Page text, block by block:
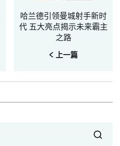
哈兰德引领曼城射手新时
代 五大亮点揭示未来霸主
之路
< 上一篇